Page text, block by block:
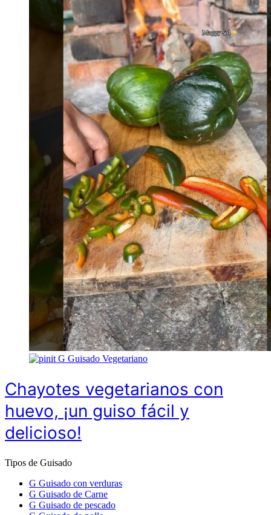
G Guisado Vegetariano
Chayotes vegetarianos con
huevo, ¡un guiso fácil y
delicioso!
Tipos de Guisado
G Guisado con verduras
G Guisado de Carne
G Guisado de pescado